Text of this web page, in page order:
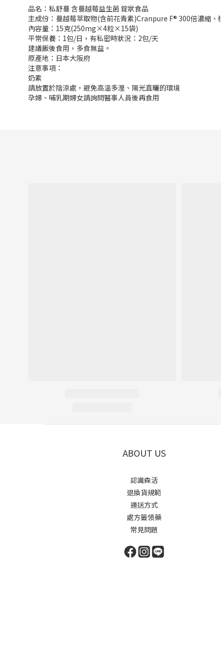
品名：私舒蔓 含蔓越莓益生菌 錠狀食品
主成份：蔓越莓萃取物(含前花青素)Cranpure F® 300倍濃縮
內容量：15克(250mg×4粒×15袋)
平常保養：1包/日，有私密時狀況：2包/天
建議飯後食用，多食無益。
原產地：日本大阪府
注意事項：
奶素
請放置於陰涼處，避免高溫多溼、陽光直曬的環境
孕婦、哺乳期婦女請詢問醫事人員後再食用
ABOUT US
認識森活
退換貨規範
運送方式
處方籤領藥
常見問題